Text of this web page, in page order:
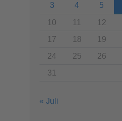
3
4 5
10 11 12
17
18 19
24
25 26
31
« Juli